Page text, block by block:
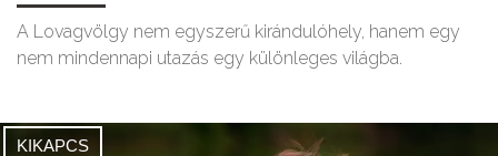
A Lovagvölgy nem egyszerű kirándulóhely, hanem egy
nem mindennapi utazás egy különleges világba.
KIKAPCS